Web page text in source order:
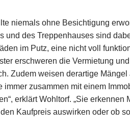
niemals ohne Besichtigung
und des Treppenhauses sind
im Putz, eine nicht voll
erschweren die Vermietung
Zudem weisen derartige
immer zusammen mit einem
erklärt Wohltorf. „Sie
Kaufpreis auswirken oder ob